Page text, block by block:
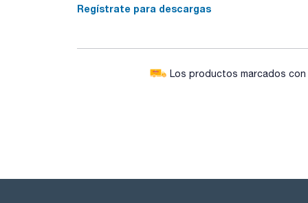
Regístrate para descargas
Los productos marcados con